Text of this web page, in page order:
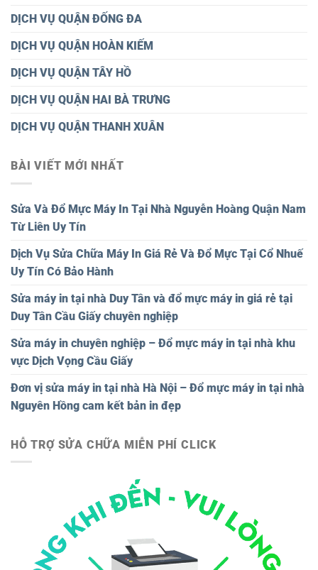
DỊCH VỤ QUẬN ĐỐNG ĐA
DỊCH VỤ QUẬN HOÀN KIẾM
DỊCH VỤ QUẬN TÂY HỒ
DỊCH VỤ QUẬN HAI BÀ TRƯNG
DỊCH VỤ QUẬN THANH XUÂN
BÀI VIẾT MỚI NHẤT
Sửa Và Đổ Mực Máy In Tại Nhà Nguyễn Hoàng Quận Nam
Từ Liên Uy Tín
Dịch Vụ Sửa Chữa Máy In Giá Rẻ Và Đổ Mực Tại Cổ Nhuế
Uy Tín Có Bảo Hành
Sửa máy in tại nhà Duy Tân và đổ mực máy in giá rẻ tại
Duy Tân Cầu Giấy chuyên nghiệp
Sửa máy in chuyên nghiệp – Đổ mực máy in tại nhà khu
vực Dịch Vọng Cầu Giấy
Đơn vị sửa máy in tại nhà Hà Nội – Đổ mực máy in tại nhà
Nguyên Hồng cam kết bản in đẹp
HỖ TRỢ SỬA CHỮA MIỄN PHÍ CLICK